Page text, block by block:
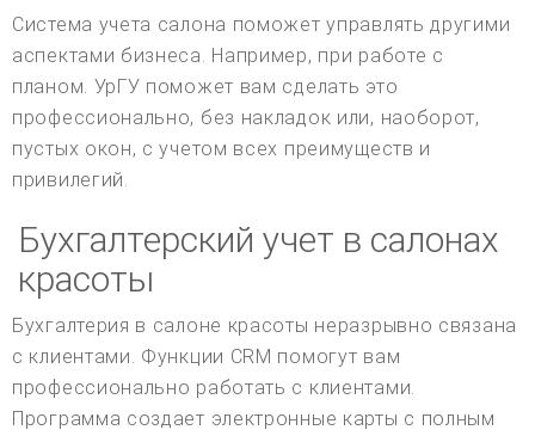
Система учета салона поможет управлять другими
аспектами бизнеса. Например, при работе с
планом. УрГУ поможет вам сделать это
профессионально, без накладок или, наоборот,
пустых окон, с учетом всех преимуществ и
привилегий.
Бухгалтерский учет в салонах
красоты
Бухгалтерия в салоне красоты неразрывно связана
с клиентами. Функции CRM помогут вам
профессионально работать с клиентами.
Программа создает электронные карты с полным